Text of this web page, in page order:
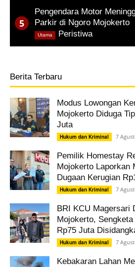
Pengendara Motor
Parkir di Ngoro Mojokerto
Peristiwa,
Utama
Berita Terbaru
Modus Lowongan
Mojokerto Diduga
Juta
Hukum dan Kriminal 7
Pemilik Homestay
Mojokerto Laporkan
Dugaan Kerugian
Hukum dan Kriminal 7
BRI KCU Magersari
Mojokerto,
Rp75 Juta
Hukum dan Kriminal 7
Kebakaran Lahan